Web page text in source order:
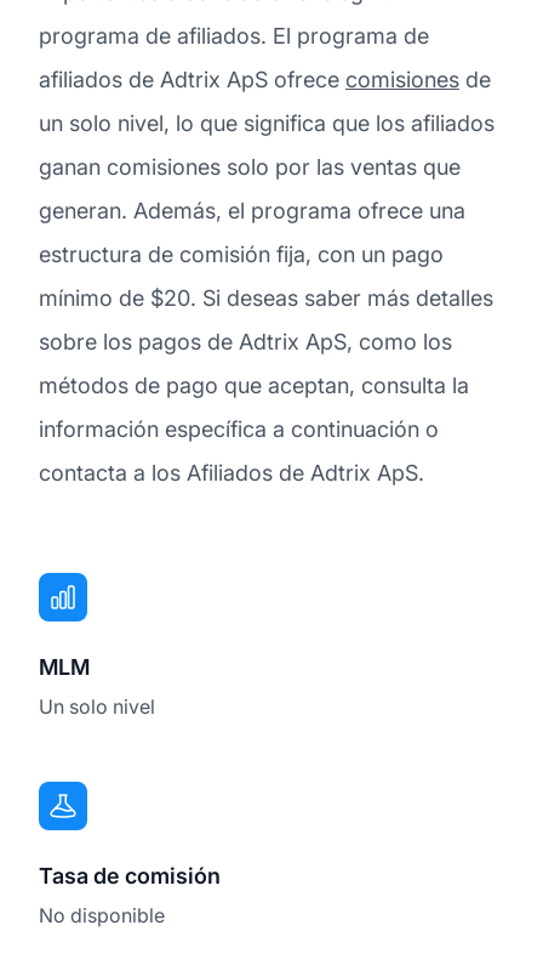
programa de afiliados. El programa de
afiliados de Adtrix ApS ofrece comisiones de
un solo nivel, lo que significa que los afiliados
ganan comisiones solo por las ventas que
generan. Además, el programa ofrece una
estructura de comisión fija, con un pago
mínimo de $20. Si deseas saber más detalles
sobre los pagos de Adtrix ApS, como los
métodos de pago que aceptan, consulta la
información específica a continuación o
contacta a los Afiliados de Adtrix ApS.
MLM
Un solo nivel
Tasa de comisión
No disponible